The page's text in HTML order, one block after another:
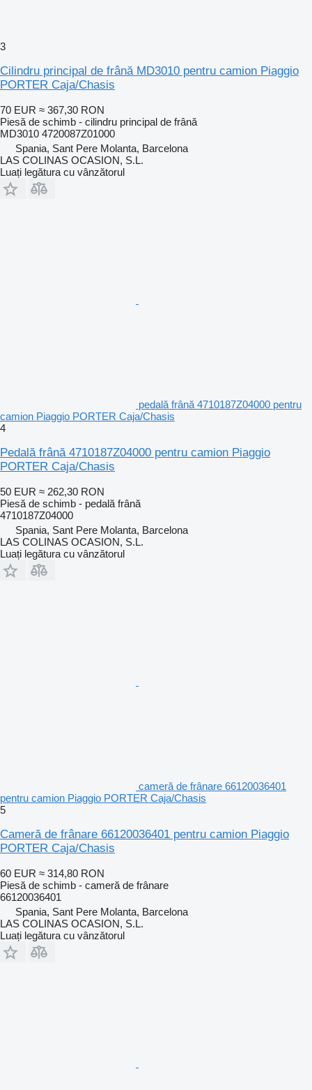
3
Cilindru principal de frână MD3010 pentru camion Piaggio
PORTER Caja/Chasis
70 EUR ≈ 367,30 RON
Piesă de schimb - cilindru principal de frână
MD3010 4720087Z01000
Spania, Sant Pere Molanta, Barcelona
LAS COLINAS OCASION, S.L.
Luați legătura cu vânzătorul
pedală frână 4710187Z04000 pentru
camion Piaggio PORTER Caja/Chasis
4
Pedală frână 4710187Z04000 pentru camion Piaggio
PORTER Caja/Chasis
50 EUR ≈ 262,30 RON
Piesă de schimb - pedală frână
4710187Z04000
Spania, Sant Pere Molanta, Barcelona
LAS COLINAS OCASION, S.L.
Luați legătura cu vânzătorul
cameră de frânare 66120036401
pentru camion Piaggio PORTER Caja/Chasis
5
Cameră de frânare 66120036401 pentru camion Piaggio
PORTER Caja/Chasis
60 EUR ≈ 314,80 RON
Piesă de schimb - cameră de frânare
66120036401
Spania, Sant Pere Molanta, Barcelona
LAS COLINAS OCASION, S.L.
Luați legătura cu vânzătorul